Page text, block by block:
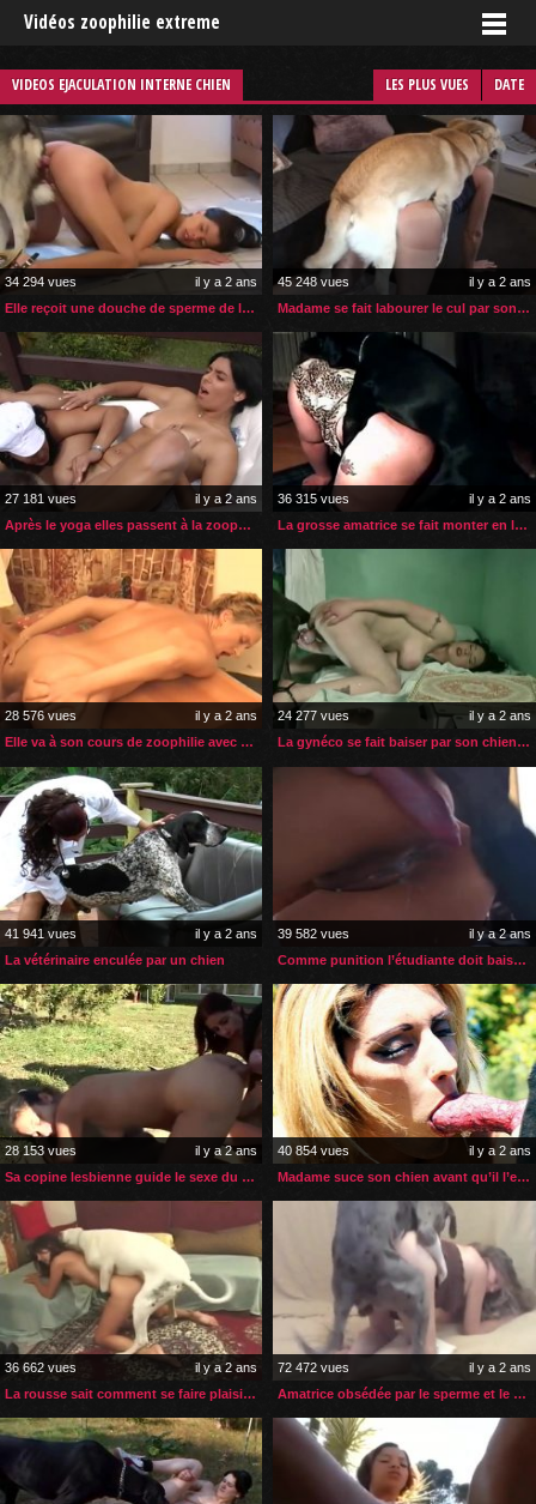
Vidéos zoophilie extreme
VIDEOS EJACULATION INTERNE CHIEN LES PLUS VUES DATE
34 294 vues
il y a 2 ans
Elle reçoit une douche de sperme de la part de son husky
45 248 vues
il y a 2 ans
Madame se fait labourer le cul par son labrador
27 181 vues
il y a 2 ans
Après le yoga elles passent à la zoophilie lesbienne
36 315 vues
il y a 2 ans
La grosse amatrice se fait monter en levrette par son chien
28 576 vues
il y a 2 ans
Elle va à son cours de zoophilie avec son propre chien
24 277 vues
il y a 2 ans
La gynéco se fait baiser par son chien entre deux patientes
41 941 vues
il y a 2 ans
La vétérinaire enculée par un chien
39 582 vues
il y a 2 ans
Comme punition l’étudiante doit baiser le chien de sa prof
28 153 vues
il y a 2 ans
Sa copine lesbienne guide le sexe du chien dans son cul
40 854 vues
il y a 2 ans
Madame suce son chien avant qu’il l’encule en levrette
36 662 vues
il y a 2 ans
La rousse sait comment se faire plaisir ainsi qu’à son chien
72 472 vues
il y a 2 ans
Amatrice obsédée par le sperme et le sexe de ses chiens